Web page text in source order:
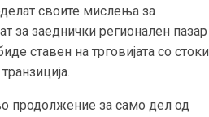
своите мислења за
за заеднички регионален пазар
ставен на трговијата со стоки
продолжение за само дел од